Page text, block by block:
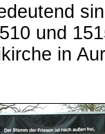
und
in